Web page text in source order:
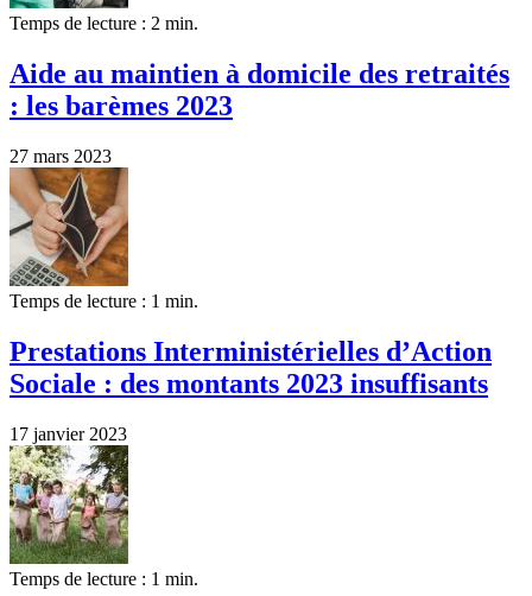
Temps de lecture : 2 min.
Aide au maintien à domicile des retraités
: les barèmes 2023
27 mars 2023
Temps de lecture : 1 min.
Prestations Interministérielles d’Action
Sociale : des montants 2023 insuffisants
17 janvier 2023
Temps de lecture : 1 min.